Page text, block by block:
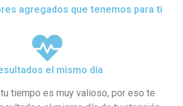
agregados que tenemos para ti
el mismo día
tiempo es muy valioso, por eso te